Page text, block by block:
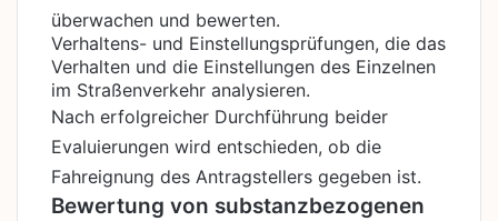
überwachen und bewerten.
Verhaltens- und Einstellungsprüfungen, die das
Verhalten und die Einstellungen des Einzelnen
im Straßenverkehr analysieren.
Nach erfolgreicher Durchführung beider
Evaluierungen wird entschieden, ob die
Fahreignung des Antragstellers gegeben ist.
Bewertung von substanzbezogenen